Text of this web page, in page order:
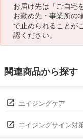
お届け先は「ご自宅
お勤め先・事業所の
で止められることが
認ください。
関連商品から探す
エイジングケア
エイジングサイン対